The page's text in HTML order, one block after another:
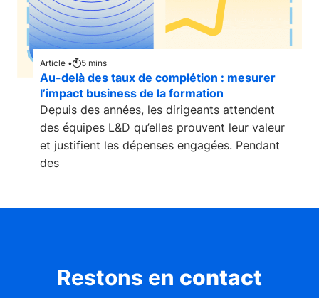
Article • 5 mins
Au-delà des taux de complétion : mesurer
l’impact business de la formation
Depuis des années, les dirigeants attendent
des équipes L&D qu’elles prouvent leur valeur
et justifient les dépenses engagées. Pendant
des
Restons en contact